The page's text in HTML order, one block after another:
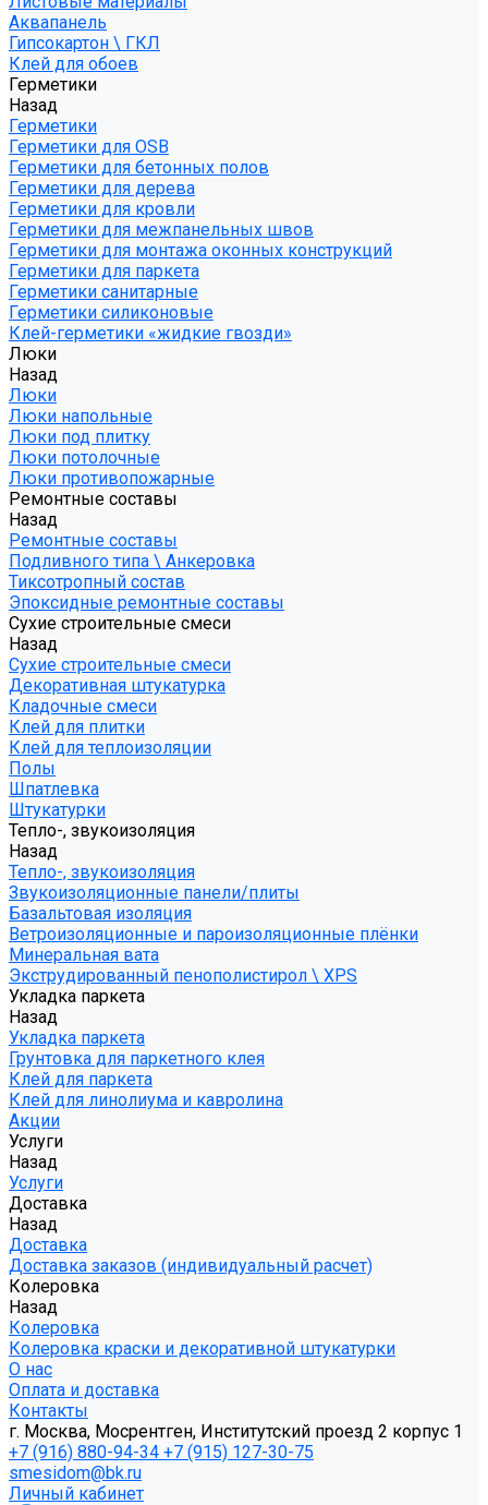
Аквапанель
Гипсокартон \ ГКЛ
Клей для обоев
Герметики
Назад
Герметики
Герметики для OSB
Герметики для бетонных полов
Герметики для дерева
Герметики для кровли
Герметики для межпанельных швов
Герметики для монтажа оконных конструкций
Герметики для паркета
Герметики санитарные
Герметики силиконовые
Клей-герметики «жидкие гвозди»
Люки
Назад
Люки
Люки напольные
Люки под плитку
Люки потолочные
Люки противопожарные
Ремонтные составы
Назад
Ремонтные составы
Подливного типа \ Анкеровка
Тиксотропный состав
Эпоксидные ремонтные составы
Сухие строительные смеси
Назад
Сухие строительные смеси
Декоративная штукатурка
Кладочные смеси
Клей для плитки
Клей для теплоизоляции
Полы
Шпатлевка
Штукатурки
Тепло-, звукоизоляция
Назад
Тепло-, звукоизоляция
Звукоизоляционные панели/плиты
Базальтовая изоляция
Ветроизоляционные и пароизоляционные плёнки
Минеральная вата
Экструдированный пенополистирол \ XPS
Укладка паркета
Назад
Укладка паркета
Грунтовка для паркетного клея
Клей для паркета
Клей для линолиума и кавролина
Акции
Услуги
Назад
Услуги
Доставка
Назад
Доставка
Доставка заказов (индивидуальный расчет)
Колеровка
Назад
Колеровка
Колеровка краски и декоративной штукатурки
О нас
Оплата и доставка
Контакты
г. Москва, Мосрентген, Институтский проезд 2 корпус 1
+7 (916) 880-94-34 +7 (915) 127-30-75
smesidom@bk.ru
Личный кабинет